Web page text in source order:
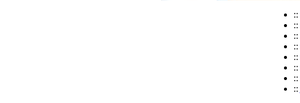
::
::
::
::
::
::
::
::